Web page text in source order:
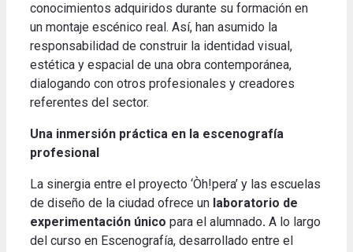
conocimientos adquiridos durante su formación en
un montaje escénico real. Así, han asumido la
responsabilidad de construir la identidad visual,
estética y espacial de una obra contemporánea,
dialogando con otros profesionales y creadores
referentes del sector.
Una inmersión práctica en la escenografía
profesional
La sinergia entre el proyecto ‘Òh!pera’ y las escuelas
de diseño de la ciudad ofrece un laboratorio de
experimentación único para el alumnado. A lo largo
del curso en Escenografía, desarrollado entre el